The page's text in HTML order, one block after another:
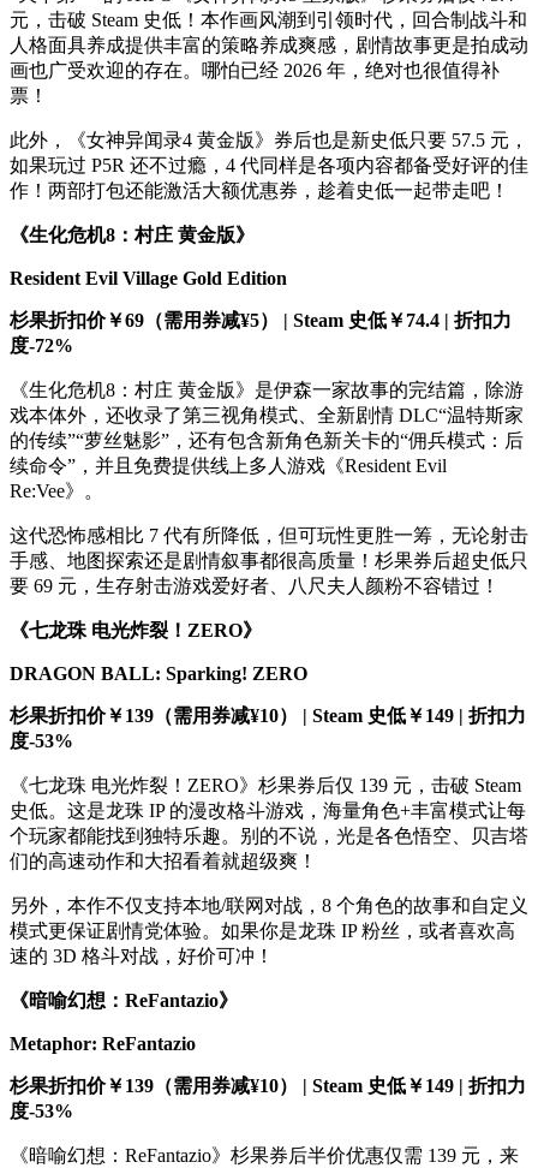
元，击破 Steam 史低！本作画风潮到引领时代，回合制战斗和
人格面具养成提供丰富的策略养成爽感，剧情故事更是拍成动
画也广受欢迎的存在。哪怕已经 2026 年，绝对也很值得补
票！
此外，《女神异闻录4 黄金版》券后也是新史低只要 57.5 元，
如果玩过 P5R 还不过瘾，4 代同样是各项内容都备受好评的佳
作！两部打包还能激活大额优惠券，趁着史低一起带走吧！
《生化危机8：村庄 黄金版》
Resident Evil Village Gold Edition
杉果折扣价￥69（需用券减¥5） | Steam 史低￥74.4 | 折扣力
度-72%
《生化危机8：村庄 黄金版》是伊森一家故事的完结篇，除游
戏本体外，还收录了第三视角模式、全新剧情 DLC“温特斯家
的传续”“萝丝魅影”，还有包含新角色新关卡的“佣兵模式：后
续命令”，并且免费提供线上多人游戏《Resident Evil
Re:Vee》。
这代恐怖感相比 7 代有所降低，但可玩性更胜一筹，无论射击
手感、地图探索还是剧情叙事都很高质量！杉果券后超史低只
要 69 元，生存射击游戏爱好者、八尺夫人颜粉不容错过！
《七龙珠 电光炸裂！ZERO》
DRAGON BALL: Sparking! ZERO
杉果折扣价￥139（需用券减¥10） | Steam 史低￥149 | 折扣力
度-53%
《七龙珠 电光炸裂！ZERO》杉果券后仅 139 元，击破 Steam
史低。这是龙珠 IP 的漫改格斗游戏，海量角色+丰富模式让每
个玩家都能找到独特乐趣。别的不说，光是各色悟空、贝吉塔
们的高速动作和大招看着就超级爽！
另外，本作不仅支持本地/联网对战，8 个角色的故事和自定义
模式更保证剧情党体验。如果你是龙珠 IP 粉丝，或者喜欢高
速的 3D 格斗对战，好价可冲！
《暗喻幻想：ReFantazio》
Metaphor: ReFantazio
杉果折扣价￥139（需用券减¥10） | Steam 史低￥149 | 折扣力
度-53%
《暗喻幻想：ReFantazio》杉果券后半价优惠仅需 139 元，来